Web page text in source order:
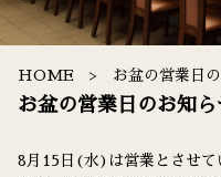
HOME お盆の営業日
お盆の営業日のお知ら
8月15日(水)は営業とさせて